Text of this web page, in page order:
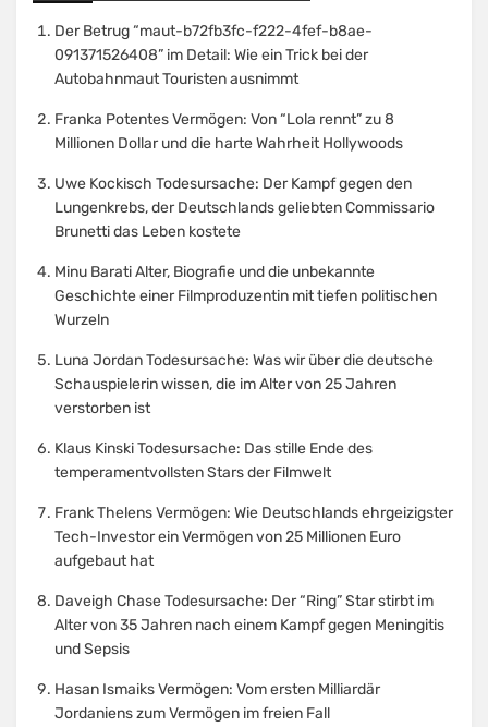
Der Betrug “maut-b72fb3fc-f222-4fef-b8ae-
091371526408” im Detail: Wie ein Trick bei der
Autobahnmaut Touristen ausnimmt
Franka Potentes Vermögen: Von “Lola rennt” zu 8
Millionen Dollar und die harte Wahrheit Hollywoods
Uwe Kockisch Todesursache: Der Kampf gegen den
Lungenkrebs, der Deutschlands geliebten Commissario
Brunetti das Leben kostete
Minu Barati Alter, Biografie und die unbekannte
Geschichte einer Filmproduzentin mit tiefen politischen
Wurzeln
Luna Jordan Todesursache: Was wir über die deutsche
Schauspielerin wissen, die im Alter von 25 Jahren
verstorben ist
Klaus Kinski Todesursache: Das stille Ende des
temperamentvollsten Stars der Filmwelt
Frank Thelens Vermögen: Wie Deutschlands ehrgeizigster
Tech-Investor ein Vermögen von 25 Millionen Euro
aufgebaut hat
Daveigh Chase Todesursache: Der “Ring” Star stirbt im
Alter von 35 Jahren nach einem Kampf gegen Meningitis
und Sepsis
Hasan Ismaiks Vermögen: Vom ersten Milliardär
Jordaniens zum Vermögen im freien Fall